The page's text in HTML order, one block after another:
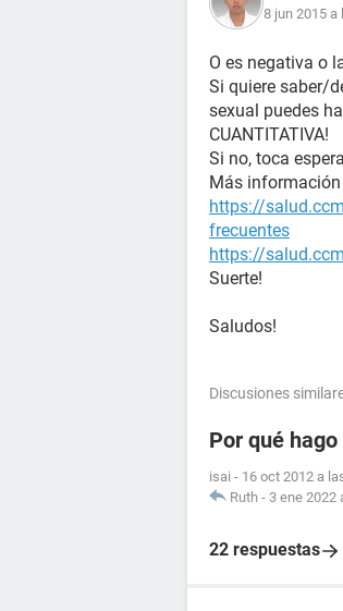
8 jun 2015 a
O es negativa o
Si quiere saber/
sexual puedes
CUANTITATIVA!
Si no, toca
Más
https://
frecuentes
https://
Suerte!
Saludos!
Discusiones
Por qué
isai - 16 oct 2012 a
Ruth - 3 ene 2022
22 respuestas